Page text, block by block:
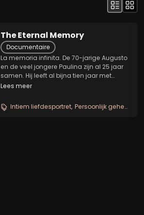
The Eternal Memory
Documentaire
La memoria infinita. De 70-jarige Augusto
en de veel jongere Paulina zijn al 25 jaar
samen. Hij leeft al bijna tien jaar met
Alzheimer, maar ze zijn hechter dan ooit
te zijn, zelfs toen hij haar niet meer...
Lees meer
Intiem liefdesportret Persoonlijk geheugen versus geschiedenis